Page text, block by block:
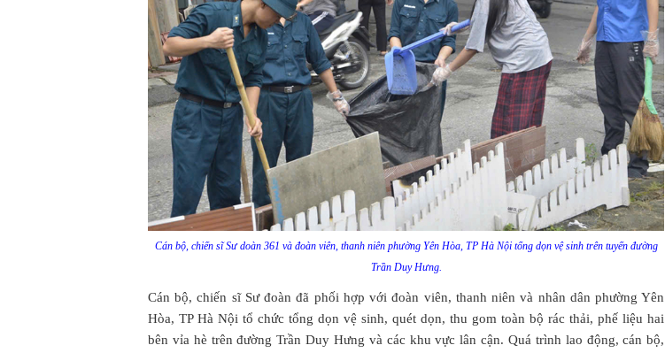
Cán bộ, chiến sĩ Sư doàn 361 và đoàn viên, thanh niên phường Yên Hòa, TP Hà Nội tổng dọn vệ sinh trên tuyến đường
Trần Duy Hưng.
Cán bộ, chiến sĩ Sư đoàn đã phối hợp với đoàn viên, thanh niên và nhân dân phường Yên
Hòa, TP Hà Nội tổ chức tổng dọn vệ sinh, quét dọn, thu gom toàn bộ rác thải, phế liệu hai
bên vỉa hè trên đường Trần Duy Hưng và các khu vực lân cận. Quá trình lao động, cán bộ,